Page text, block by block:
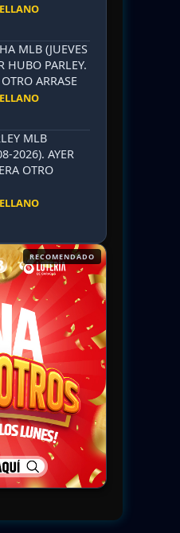
MLB (JUEVES
HUBO PARLEY.
ARRASE
MLB
2026). AYER
OTRO
RECOMENDADO